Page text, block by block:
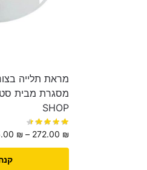
מראת תלייה
SHOP
272.00 ₪
–
₪